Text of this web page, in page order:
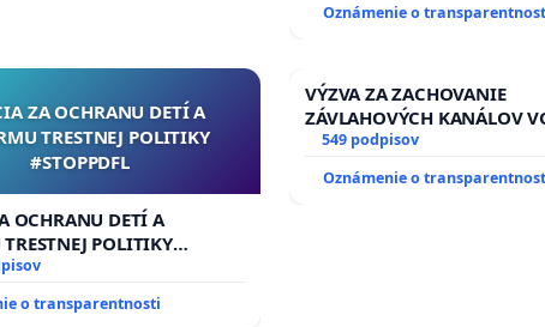
Oznámenie o
ZA OCHRANU DETÍ A
TRESTNEJ POLITIKY
#STOPPDFL
OCHRANU DETÍ A
POLITIKY
o transparentnosti
VÝZVA ZA ZACHOVANIE
ZÁVLAHOVÝCH KANÁLOV
VÝLUČNOM VLASTNÍCTVE A
& žiadosť na riešenie
549 podpisov
Oznámenie o